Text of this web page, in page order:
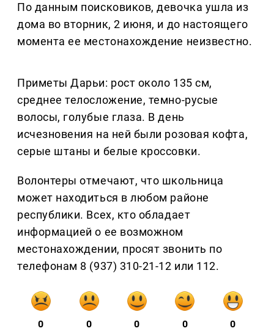
По данным поисковиков, девочка ушла из
дома во вторник, 2 июня, и до настоящего
момента ее местонахождение неизвестно.
Приметы Дарьи: рост около 135 см,
среднее телосложение, темно-русые
волосы, голубые глаза. В день
исчезновения на ней были розовая кофта,
серые штаны и белые кроссовки.
Волонтеры отмечают, что школьница
может находиться в любом районе
республики. Всех, кто обладает
информацией о ее возможном
местонахождении, просят звонить по
телефонам 8 (937) 310-21-12 или 112.
0 0 0 0 0